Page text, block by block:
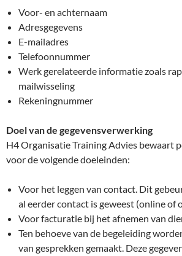
Voor- en achternaam
Adresgegevens
E-mailadres
Telefoonnummer
Werk gerelateerde informatie zoals
mailwisseling
Rekeningnummer
Doel van de gegevensverwerking
H4 Organisatie Training Advies bewaart
voor de volgende doeleinden:
Voor het leggen van contact. Dit
al eerder contact is geweest (online of
Voor facturatie bij het afnemen van
Ten behoeve van de begeleiding
van gesprekken gemaakt. Deze